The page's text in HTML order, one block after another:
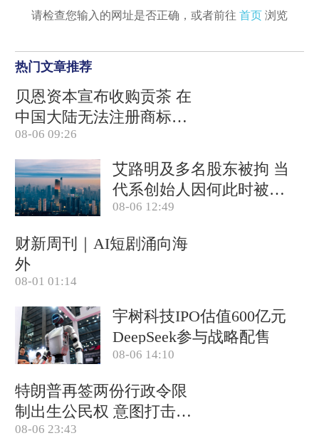
请检查您输入的网址是否正确，或者前往 首页 浏览
热门文章推荐
贝恩资本宣布收购贡茶 在
中国大陆无法注册商标后
退出市场
08-06 09:26
艾路明及多名股东被拘 当
代系创始人因何此时被清
算
08-06 12:49
财新周刊｜AI短剧涌向海
外
08-01 01:14
宇树科技IPO估值600亿元
DeepSeek参与战略配售
08-06 14:10
特朗普再签两份行政令限
制出生公民权 意图打击生
育旅游产业
08-06 23:43